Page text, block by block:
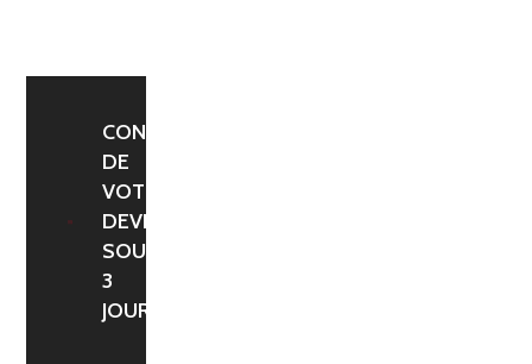
CONFIRMATION
DE
VOTRE
DEVIS
SOUS
3
JOURS